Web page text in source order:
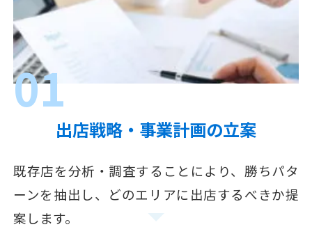
01
出店戦略・事業計画の立案
既存店を分析・調査することにより、勝ちパタ
ーンを抽出し、どのエリアに出店するべきか提
案します。